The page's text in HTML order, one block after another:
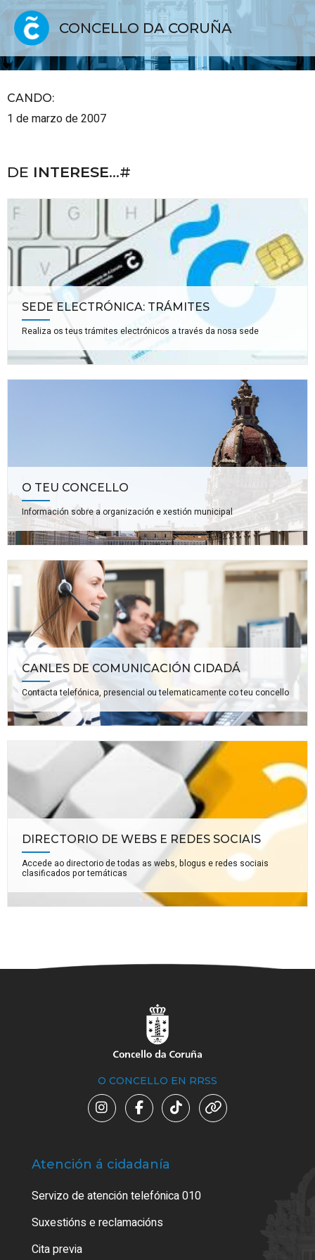
CONCELLO DA CORUÑA
CANDO:
1 de marzo de 2007
DE INTERESE...#
SEDE ELECTRÓNICA: TRÁMITES
Realiza os teus trámites electrónicos a través da nosa sede
O TEU CONCELLO
Información sobre a organización e xestión municipal
CANLES DE COMUNICACIÓN CIDADÁ
Contacta telefónica, presencial ou telematicamente co teu concello
DIRECTORIO DE WEBS E REDES SOCIAIS
Accede ao directorio de todas as webs, blogus e redes sociais
clasificados por temáticas
O CONCELLO EN RRSS
Atención á cidadanía
Servizo de atención telefónica 010
Suxestións e reclamacións
Cita previa